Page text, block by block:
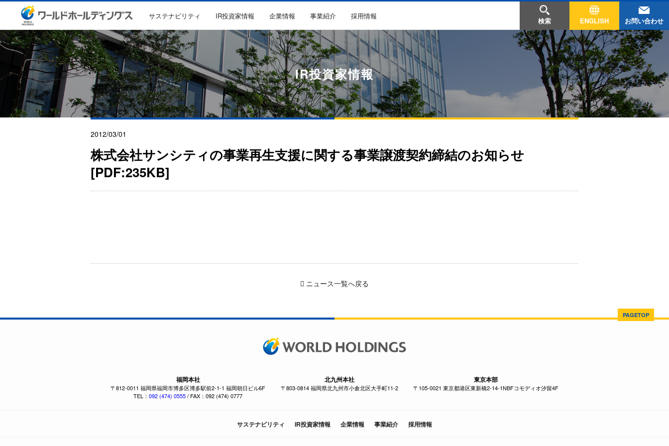
サステナビリティ IR投資家情報 企業情報 事業紹介 採用情報
検索 ENGLISH お問い合わせ
IR投資家情報
2012/03/01
株式会社サンシティの事業再生支援に関する事業譲渡契約締結のお知らせ
[PDF:235KB]
ニュース一覧へ戻る
PAGETOP
福岡本社
〒812-0011 福岡県福岡市博多区博多駅前2-1-1 福岡朝日ビル6F
TEL： 092 (474) 0555/ FAX：092 (474) 0777
北九州本社
〒803-0814 福岡県北九州市小倉北区大手町11-2
東京本部
〒105-0021 東京都港区東新橋2-14-1NBFコモディオ汐留4F
サステナビリティ IR投資家情報 企業情報 事業紹介 採用情報